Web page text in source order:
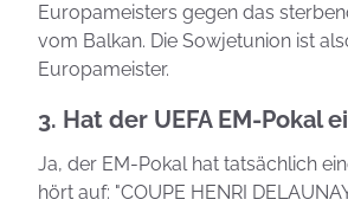
Europameisters gegen das
vom Balkan. Die Sowjetunion ist
Europameister.
3. Hat der UEFA EM-Pokal
Ja, der EM-Pokal hat tatsächlich
hört auf: "COUPE HENRI